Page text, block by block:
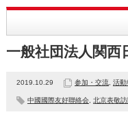
一般社団法人関西
2019.10.29 参加・交流 活動
中國國際友好聯絡会, 北京表敬訪